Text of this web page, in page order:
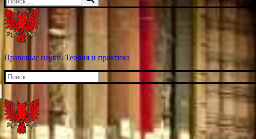
Правовые науки. Теория и практика
Искать: